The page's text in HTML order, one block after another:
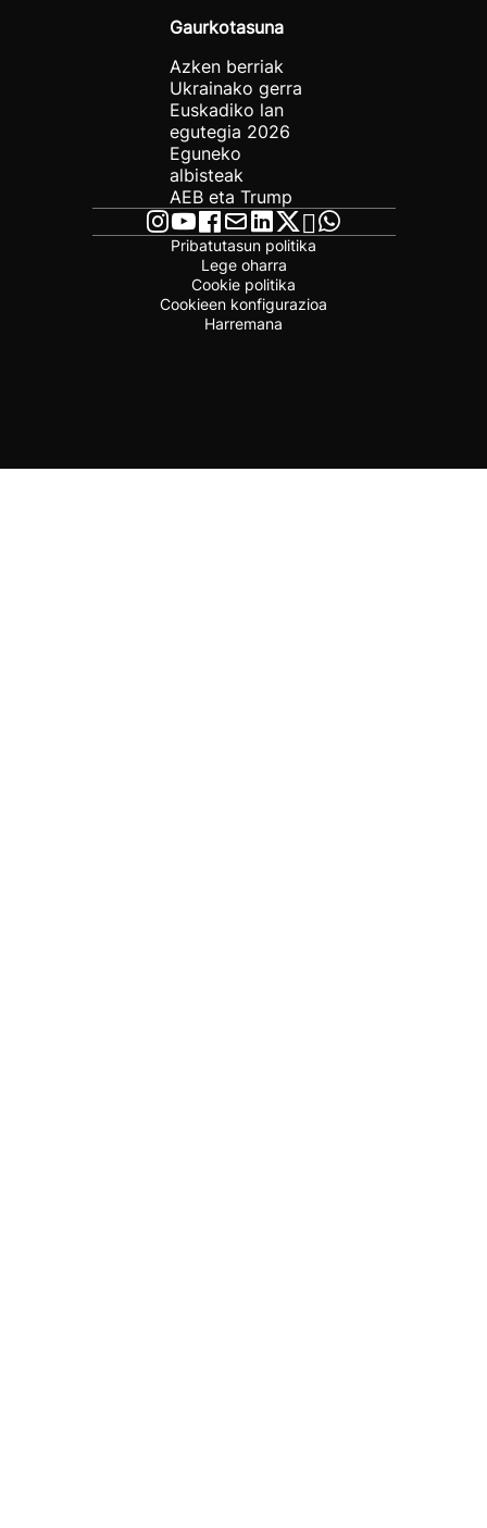
Gaurkotasuna
Azken berriak
Ukrainako gerra
Euskadiko lan
egutegia 2026
Eguneko
albisteak
AEB eta Trump
Pribatutasun politika
Lege oharra
Cookie politika
Cookieen konfigurazioa
Harremana